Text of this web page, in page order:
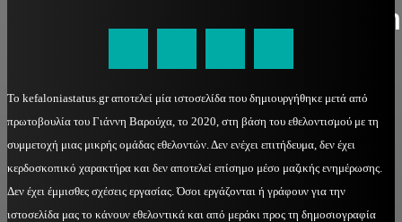
kefaloniastatus@gmail.com
Το kefaloniastatus.gr αποτελεί μία ιστοσελίδα που δημιουργήθηκε μετά από
πρωτοβουλία του Γιάννη Βαρούχα, το 2020, στη βάση του εθελοντισμού με τη
συμμετοχή μιας μικρής ομάδας εθελοντών. Δεν ενέχει επιτήδευμα, δεν έχει
κερδοσκοπικό χαρακτήρα και δεν αποτελεί επίσημο μέσο μαζικής ενημέρωσης.
Δεν έχει έμμισθες σχέσεις εργασίας. Όσοι εργάζονται ή γράφουν για την
ιστοσελίδα μας το κάνουν εθελοντικά και από μεράκι προς τη δημοσιογραφία